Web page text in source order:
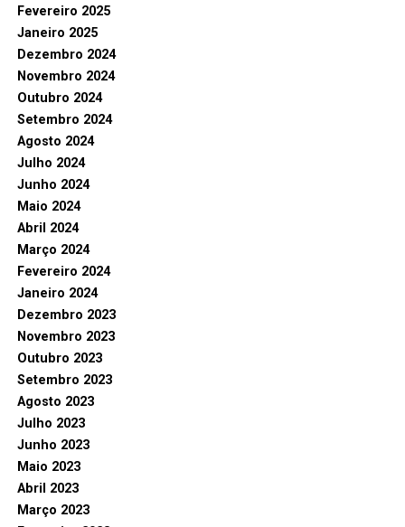
Fevereiro 2025
Janeiro 2025
Dezembro 2024
Novembro 2024
Outubro 2024
Setembro 2024
Agosto 2024
Julho 2024
Junho 2024
Maio 2024
Abril 2024
Março 2024
Fevereiro 2024
Janeiro 2024
Dezembro 2023
Novembro 2023
Outubro 2023
Setembro 2023
Agosto 2023
Julho 2023
Junho 2023
Maio 2023
Abril 2023
Março 2023